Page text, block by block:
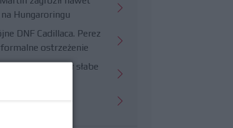
Hungaroringu
DNF Cadillaca. Perez
formalne ostrzeżenie
potwierdził słabe